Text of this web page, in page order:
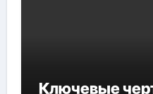
Ключевые